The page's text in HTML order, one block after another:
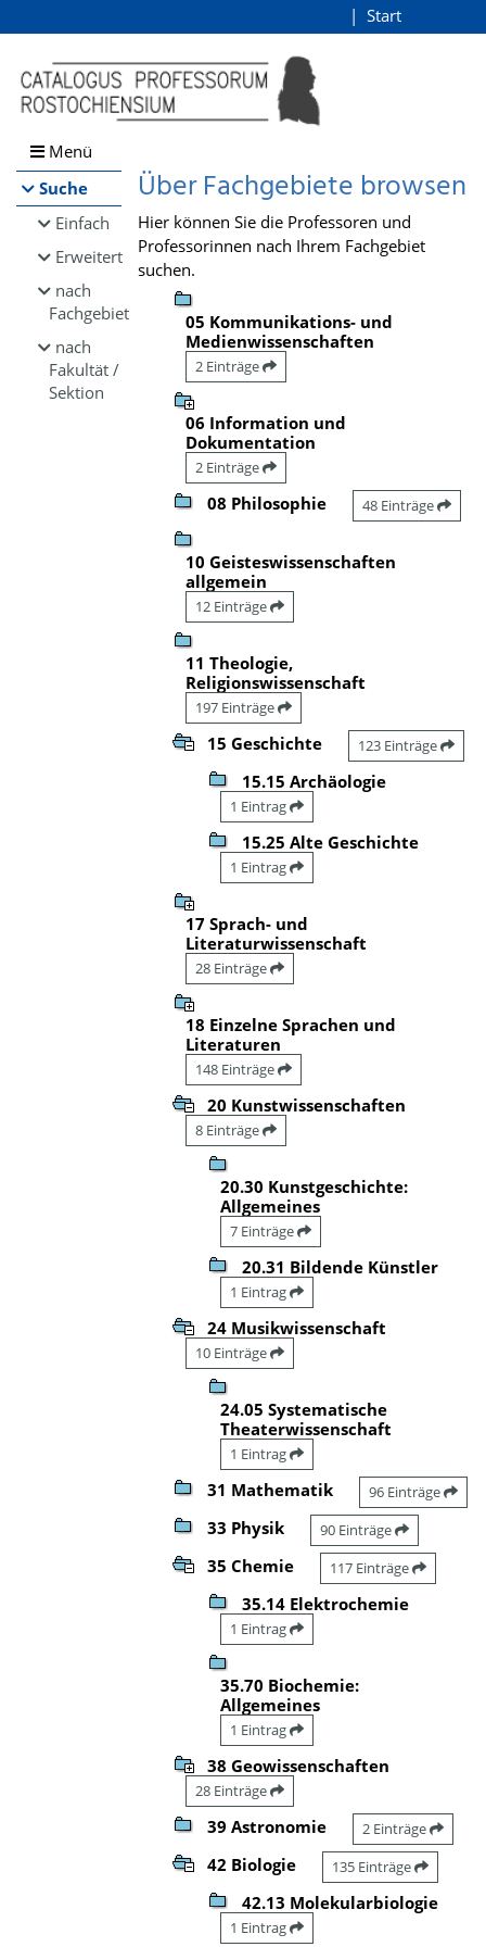
Browsen
direkt zum Inhalt
Start
Menü
Suche
Einfach
Erweitert
nach
Fachgebiet
nach
Fakultät /
Sektion
Über Fachgebiete browsen
Hier können Sie die Professoren und
Professorinnen nach Ihrem Fachgebiet
suchen.
05 Kommunikations- und
Medienwissenschaften
2 Einträge
06 Information und
Dokumentation
2 Einträge
08 Philosophie 48 Einträge
10 Geisteswissenschaften
allgemein
12 Einträge
11 Theologie,
Religionswissenschaft
197 Einträge
15 Geschichte 123 Einträge
15.15 Archäologie
1 Eintrag
15.25 Alte Geschichte
1 Eintrag
17 Sprach- und
Literaturwissenschaft
28 Einträge
18 Einzelne Sprachen und
Literaturen
148 Einträge
20 Kunstwissenschaften
8 Einträge
20.30 Kunstgeschichte:
Allgemeines
7 Einträge
20.31 Bildende Künstler
1 Eintrag
24 Musikwissenschaft
10 Einträge
24.05 Systematische
Theaterwissenschaft
1 Eintrag
31 Mathematik 96 Einträge
33 Physik 90 Einträge
35 Chemie 117 Einträge
35.14 Elektrochemie
1 Eintrag
35.70 Biochemie:
Allgemeines
1 Eintrag
38 Geowissenschaften
28 Einträge
39 Astronomie 2 Einträge
42 Biologie 135 Einträge
42.13 Molekularbiologie
1 Eintrag